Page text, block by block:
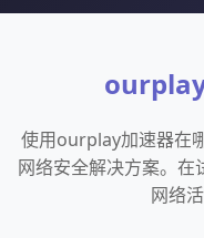
使用ourplay加速器在
网络安全解决方案。
网络